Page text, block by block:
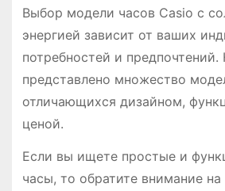
Выбор модели часов Casio с
энергией зависит от ваших
потребностей и
представлено множество
отличающихся дизайном,
ценой.
Если вы ищете простые и
часы, то обратите внимание